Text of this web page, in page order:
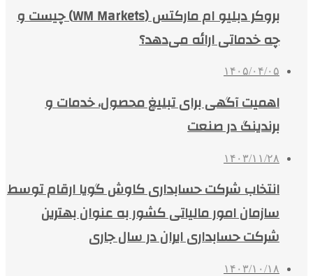
بروکر دبلیو ام مارکتس (WM Markets) چیست و
چه خدماتی ارائه می‌دهد؟
۱۴۰۵/۰۴/۰۵
اهمیت آگهی برای تبلیغ محصول، خدمات و
برندینگ در صنعت
۱۴۰۳/۱۱/۲۸
انتخاب شرکت حسابداری کاوش گویا ارقام توسط
سازمان امور مالیاتی کشور به عنوان بهترین
شرکت حسابداری ایران در سال جاری
۱۴۰۳/۱۰/۱۸